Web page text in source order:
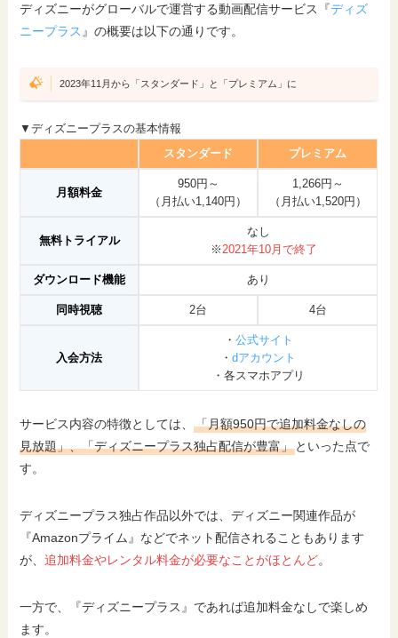
ディズニーがグローバルで運営する動画配信サービス『ディズ
ニープラス 』の概要は以下の通りです。
2023年11月から「スタンダード」と「プレミアム」に
▼ディズニープラスの基本情報
スタンダード
プレミアム
月額料金
950円～
（月払い1,140円）
1,266円～
（月払い1,520円）
無料トライアル
なし
※ 2021年10月で終了
ダウンロード機能 あり
同時視聴 2台 4台
入会方法
・ 公式サイト
・dアカウント
・各スマホアプリ
サービス内容の特徴としては、「月額950円で追加料金なしの
見放題」、「ディズニープラス独占配信が豊富」 といった点で
す。
ディズニープラス独占作品以外では、ディズニー関連作品が
『Amazonプライム』などでネット配信されることもあります
が、追加料金やレンタル料金が必要なことがほとんど。
一方で、『ディズニープラス』であれば追加料金なしで楽しめ
ます。